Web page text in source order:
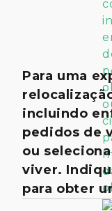
Para uma
incluindo
pedidos de
ou
viver.
para obter